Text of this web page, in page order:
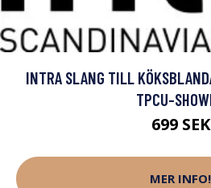
INTRA SLANG TILL
TPCU-
699 SEK
MER INFO!